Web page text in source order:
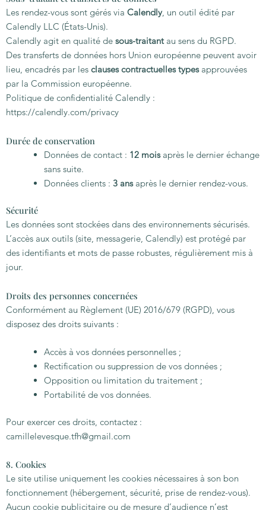
Les rendez-vous sont gérés via Calendly, un outil édité par
Calendly LLC (États-Unis).
Calendly agit en qualité de sous-traitantau sens du RGPD.
Des transferts de données hors Union européenne peuvent avoir
lieu, encadrés par les clauses contractuelles typesapprouvées
par la Commission européenne.
Politique de confidentialité Calendly :
https://calendly.com/privacy
Durée de conservation
Données de contact : 12 moisaprès le dernier échange
sans suite.
Données clients : 3 ansaprès le dernier rendez-vous.
Sécurité
Les données sont stockées dans des environnements sécurisés.
L’accès aux outils (site, messagerie, Calendly) est protégé par
des identifiants et mots de passe robustes, régulièrement mis à
jour.
Droits des personnes concernées
Conformément au Règlement (UE) 2016/679 (RGPD), vous
disposez des droits suivants :
Accès à vos données personnelles ;
Rectification ou suppression de vos données ;
Opposition ou limitation du traitement ;
Portabilité de vos données.
Pour exercer ces droits, contactez :
camillelevesque.tfh@gmail.com
8. Cookies
Le site utilise uniquement les cookies nécessaires à son bon
fonctionnement (hébergement, sécurité, prise de rendez-vous).
Aucun cookie publicitaire ou de mesure d’audience n’est